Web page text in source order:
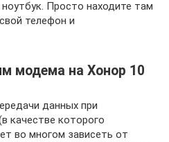
Просто находите там
телефон и
модема на Хонор 10
данных при
качестве которого
во многом зависеть от